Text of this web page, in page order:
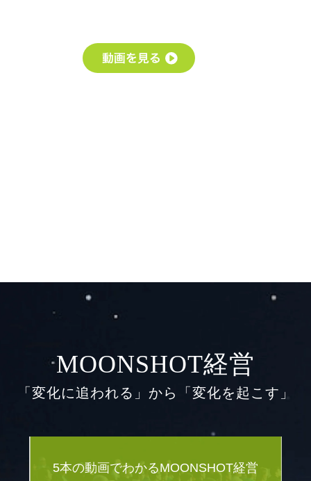
MOONSHOT経営
「変化に追われる」から「変化を起こす」
5本の動画でわかるMOONSHOT経営